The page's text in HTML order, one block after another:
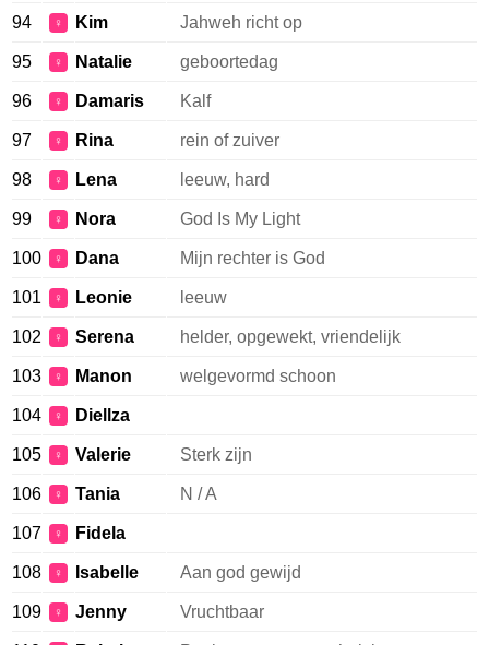
94 ♀ Kim Jahweh richt op
95 ♀ Natalie geboortedag
96 ♀ Damaris Kalf
97 ♀ Rina rein of zuiver
98 ♀ Lena leeuw, hard
99 ♀ Nora God Is My Light
100 ♀ Dana Mijn rechter is God
101 ♀ Leonie leeuw
102 ♀ Serena helder, opgewekt, vriendelijk
103 ♀ Manon welgevormd schoon
104 ♀ Diellza
105 ♀ Valerie Sterk zijn
106 ♀ Tania N / A
107 ♀ Fidela
108 ♀ Isabelle Aan god gewijd
109 ♀ Jenny Vruchtbaar